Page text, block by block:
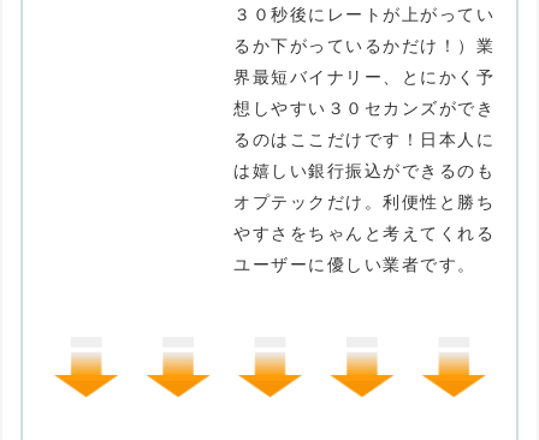
３０秒後にレートが上がってい
るか下がっているかだけ！）業
界最短バイナリー、とにかく予
想しやすい３０セカンズができ
るのはここだけです！日本人に
は嬉しい銀行振込ができるのも
オプテックだけ。利便性と勝ち
やすさをちゃんと考えてくれる
ユーザーに優しい業者です。